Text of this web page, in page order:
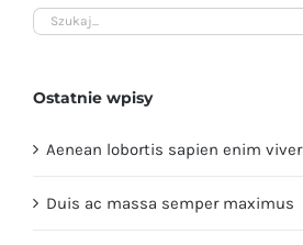
Szukaj
Ostatnie wpisy
Aenean lobortis sapien enim
Duis ac massa semper maximus